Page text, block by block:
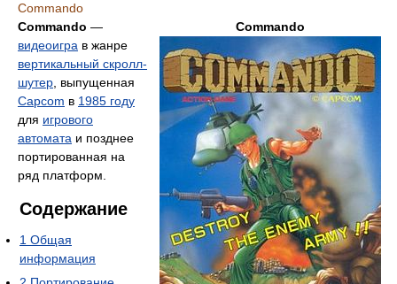
Commando
Commando
Commando —
видеоигра в жанре
вертикальный скролл-
шутер , выпущенная
Capcom в 1985 году
для игрового
автомата и позднее
портированная на
ряд платформ.
Содержание
1 Общая
информация